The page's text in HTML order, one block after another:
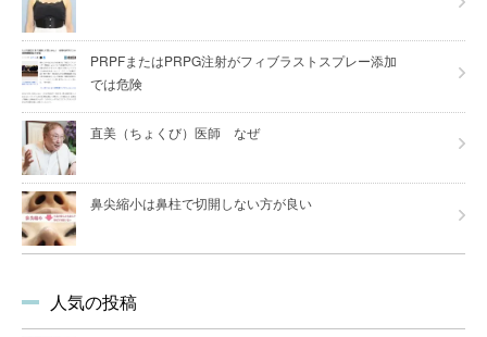
PRPFまたはPRPG注射がフィブラストスプレー添加
では危険
直美（ちょくび）医師 なぜ
鼻尖縮小は鼻柱で切開しない方が良い
人気の投稿